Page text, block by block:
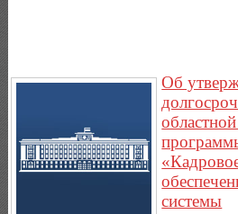
Об
системы